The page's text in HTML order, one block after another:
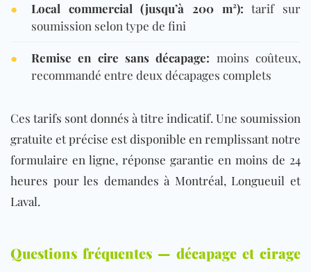
● Local commercial (jusqu’à 200 m²): tarif sur
soumission selon type de fini
● Remise en cire sans décapage: moins coûteux,
recommandé entre deux décapages complets
Ces tarifs sont donnés à titre indicatif. Une soumission
gratuite et précise est disponible en remplissant notre
formulaire en ligne, réponse garantie en moins de 24
heures pour les demandes à Montréal, Longueuil et
Laval.
Questions fréquentes — décapage et cirage